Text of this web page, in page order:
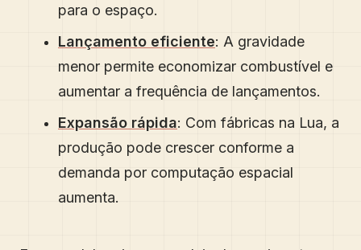
para o espaço.
Lançamento eficiente: A gravidade
menor permite economizar combustível e
aumentar a frequência de lançamentos.
Expansão rápida: Com fábricas na Lua, a
produção pode crescer conforme a
demanda por computação espacial
aumenta.